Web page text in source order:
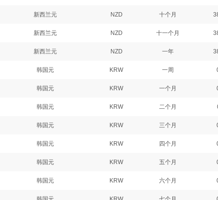
新西兰元 NZD 十个月
新西兰元 NZD 十一个月
新西兰元 NZD 一年
韩国元 KRW 一周
韩国元 KRW 一个月
韩国元 KRW 二个月
韩国元 KRW 三个月
韩国元 KRW 四个月
韩国元 KRW 五个月
韩国元 KRW 六个月